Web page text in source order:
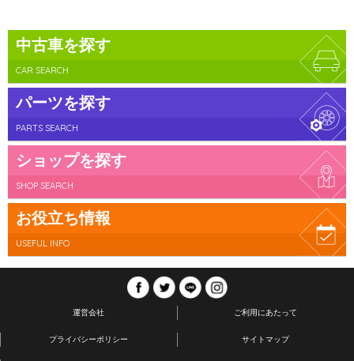
中古車を探す
CAR SEARCH
パーツを探す
PARTS SEARCH
ショップを探す
SHOP SEARCH
お役立ち情報
USEFUL INFO
運営会社 ご利用にあたって
プライバシーポリシー サイトマップ